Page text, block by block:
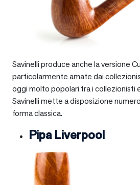
Savinelli produce anche la versione
particolarmente amate dai
oggi molto popolari tra i collezionisti
Savinelli mette a disposizione
forma classica.
Pipa Liverpool